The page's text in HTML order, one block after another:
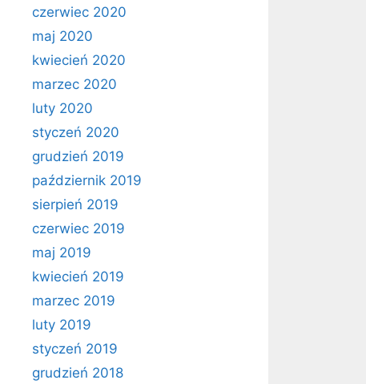
czerwiec 2020
maj 2020
kwiecień 2020
marzec 2020
luty 2020
styczeń 2020
grudzień 2019
październik 2019
sierpień 2019
czerwiec 2019
maj 2019
kwiecień 2019
marzec 2019
luty 2019
styczeń 2019
grudzień 2018